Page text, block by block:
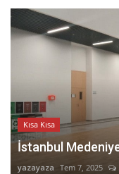
Kısa Kısa
İstanbul
yazayaza Tem 7, 2025